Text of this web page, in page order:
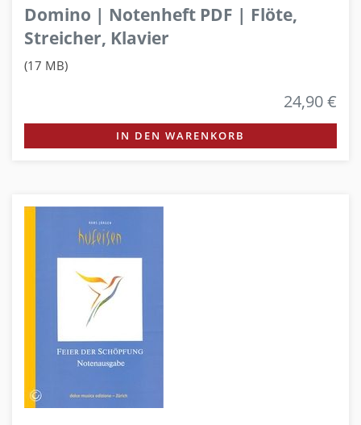
Domino | Notenheft PDF | Flöte,
Streicher, Klavier
(17 MB)
24,90 €
IN DEN WARENKORB